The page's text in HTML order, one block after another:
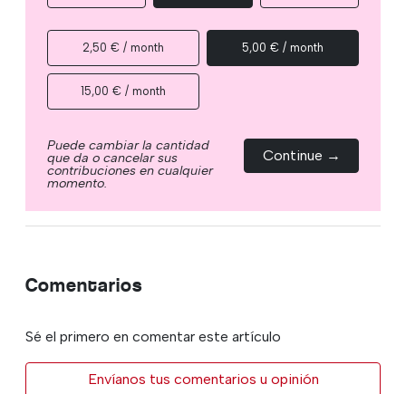
2,50 € / month 5,00 € / month
15,00 € / month
Puede cambiar la cantidad
que da o cancelar sus
contribuciones en cualquier
momento.
Continue →
Comentarios
Sé el primero en comentar este artículo
Envíanos tus comentarios u opinión